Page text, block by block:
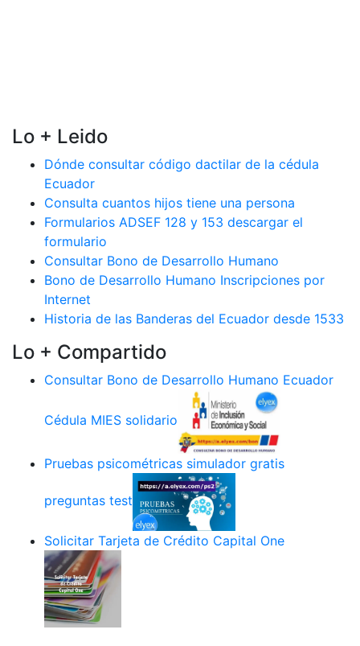
Lo + Leido
Dónde consultar código dactilar de la cédula
Ecuador
Consulta cuantos hijos tiene una persona
Formularios ADSEF 128 y 153 descargar el
formulario
Consultar Bono de Desarrollo Humano
Bono de Desarrollo Humano Inscripciones por
Internet
Historia de las Banderas del Ecuador desde 1533
Lo + Compartido
Consultar Bono de Desarrollo Humano Ecuador
Cédula MIES solidario
Pruebas psicométricas simulador gratis
preguntas test
Solicitar Tarjeta de Crédito Capital One